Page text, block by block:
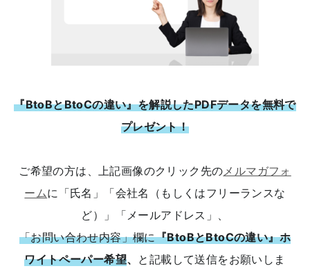
『BtoBとBtoCの違い』を解説したPDFデータを無料で
プレゼント！
ご希望の方は、上記画像のクリック先の メルマガフォ
ームに「氏名」「会社名（もしくはフリーランスな
ど）」「メールアドレス」、
「お問い合わせ内容」欄に『BtoBとBtoCの違い』ホ
ワイトペーパー希望、 と記載して送信をお願いしま